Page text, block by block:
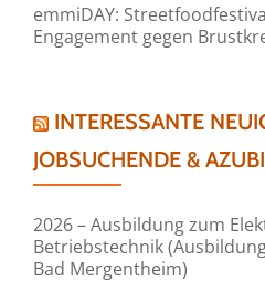
emmiDAY:
Engagement gegen
INTERESSANTE
JOBSUCHENDE &
2026 – Ausbildung zum
Betriebstechnik
Bad Mergentheim)